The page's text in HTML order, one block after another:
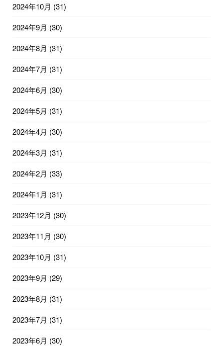
2024年10月 (31)
2024年9月 (30)
2024年8月 (31)
2024年7月 (31)
2024年6月 (30)
2024年5月 (31)
2024年4月 (30)
2024年3月 (31)
2024年2月 (33)
2024年1月 (31)
2023年12月 (30)
2023年11月 (30)
2023年10月 (31)
2023年9月 (29)
2023年8月 (31)
2023年7月 (31)
2023年6月 (30)